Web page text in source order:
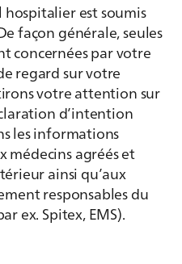
hospitalier est soumis
façon générale, seules
concernées par votre
regard sur votre
votre attention sur
d’intention
les informations
médecins agréés et
ainsi qu’aux
responsables du
ex. Spitex, EMS).